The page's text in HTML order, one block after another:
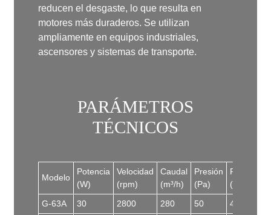
reducen el desgaste, lo que resulta en
motores más duraderos. Se utilizan
ampliamente en equipos industriales,
ascensores y sistemas de transporte.
PARÁMETROS
TÉCNICOS
Modelo
Potencia
(W)
Velocidad
(rpm)
Caudal
(m³/h)
Presión
(Pa)
Ruido
(dB)
G-63A
30 2800 280 50
48